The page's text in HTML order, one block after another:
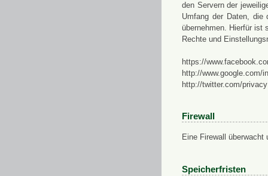
den Servern der
Umfang der Daten, die
übernehmen. Hierfür ist
Rechte und
https://
http://www.google.com/
http://twitter.com/privacy
Firewall
Eine Firewall
Speicherfristen